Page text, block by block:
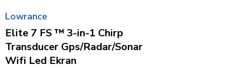
Lowrance
Elite 7 FS ™ 3-in-1 Chirp
Transducer Gps/Radar/Sonar
Wifi Led Ekran